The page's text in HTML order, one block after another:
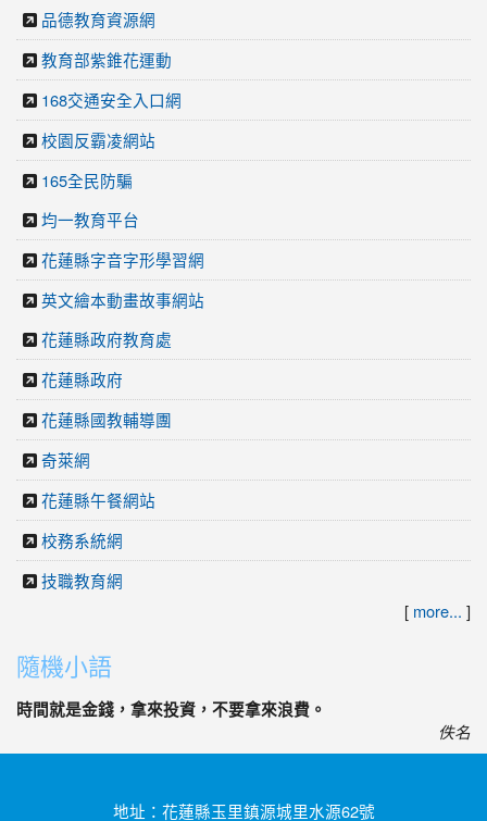
品德教育資源網
教育部紫錐花運動
168交通安全入口網
校園反霸凌網站
165全民防騙
均一教育平台
花蓮縣字音字形學習網
英文繪本動畫故事網站
花蓮縣政府教育處
花蓮縣政府
花蓮縣國教輔導團
奇萊網
花蓮縣午餐網站
校務系統網
技職教育網
[ more... ]
隨機小語
時間就是金錢，拿來投資，不要拿來浪費。
佚名
地址：花蓮縣玉里鎮源城里水源62號